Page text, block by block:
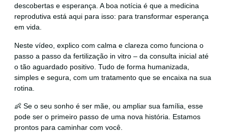
descobertas e esperança. A boa notícia é que a medicina
reprodutiva está aqui para isso: para transformar esperança
em vida.
Neste vídeo, explico com calma e clareza como funciona o
passo a passo da fertilização in vitro – da consulta inicial até
o tão aguardado positivo. Tudo de forma humanizada,
simples e segura, com um tratamento que se encaixa na sua
rotina.
👶 Se o seu sonho é ser mãe, ou ampliar sua família, esse
pode ser o primeiro passo de uma nova história. Estamos
prontos para caminhar com você.